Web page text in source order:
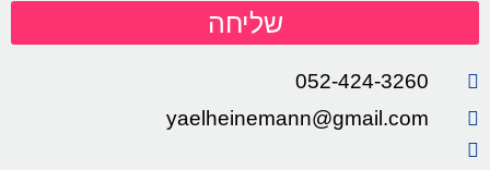
שליחה
052-424-3260
yaelheinemann@gmail.com